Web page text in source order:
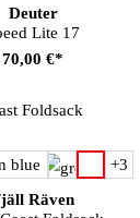
Deuter
Lite 17
70,00 €*
Räven
blue +3